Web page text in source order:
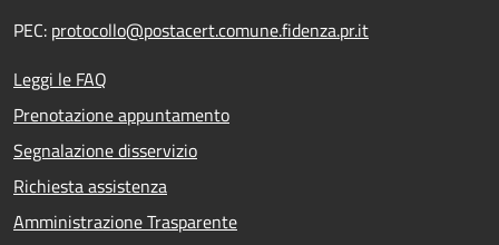
PEC: protocollo@postacert.comune.fidenza.pr.it
Leggi le FAQ
Prenotazione appuntamento
Segnalazione disservizio
Richiesta assistenza
Amministrazione Trasparente